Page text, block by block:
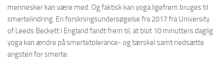
mennesker kan være med. Og faktisk kan yoga ligefrem bruges til
smertelindring. En forskningsundersøgelse fra 2017 fra University
of Leeds Beckett i England fandt frem til, at blot 10 minutters daglig
yoga kan ændre på smertetolerance- og tærskel samt nedsætte
angsten for smerte.